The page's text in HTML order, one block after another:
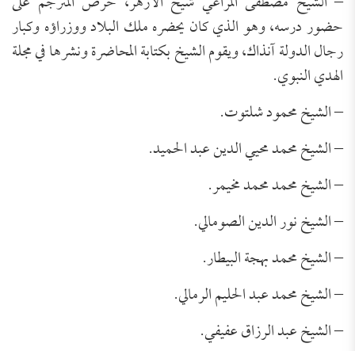
حضور درسه، وهو الذي كان يحضره ملك البلاد ووزراؤه وكبار
رجال الدولة آنذاك، ويقوم الشيخ بكتابة المحاضرة ونشرها في مجلة
الهدي النبوي.
– الشيخ محمود شلتوت.
– الشيخ محمد محيي الدين عبد الحميد.
– الشيخ محمد محمد مخيمر.
– الشيخ نور الدين الصومالي.
– الشيخ محمد بهجة البيطار.
– الشيخ محمد عبد الحليم الرمالي.
– الشيخ عبد الرزاق عفيفي.